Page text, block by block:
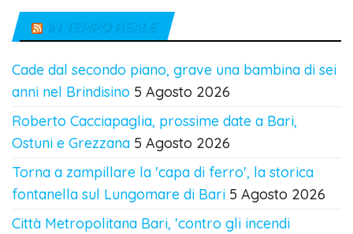
IN TEMPO REALE
Cade dal secondo piano, grave una bambina di sei
anni nel Brindisino 5 Agosto 2026
Roberto Cacciapaglia, prossime date a Bari,
Ostuni e Grezzana 5 Agosto 2026
Torna a zampillare la 'capa di ferro', la storica
fontanella sul Lungomare di Bari 5 Agosto 2026
Città Metropolitana Bari, 'contro gli incendi